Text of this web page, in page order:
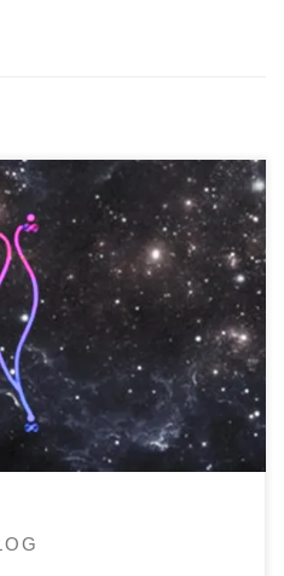
lista de
creado en YouTube:
En ella, se
sobre
manera sencilla
desde su
el Microcosmos,
que se